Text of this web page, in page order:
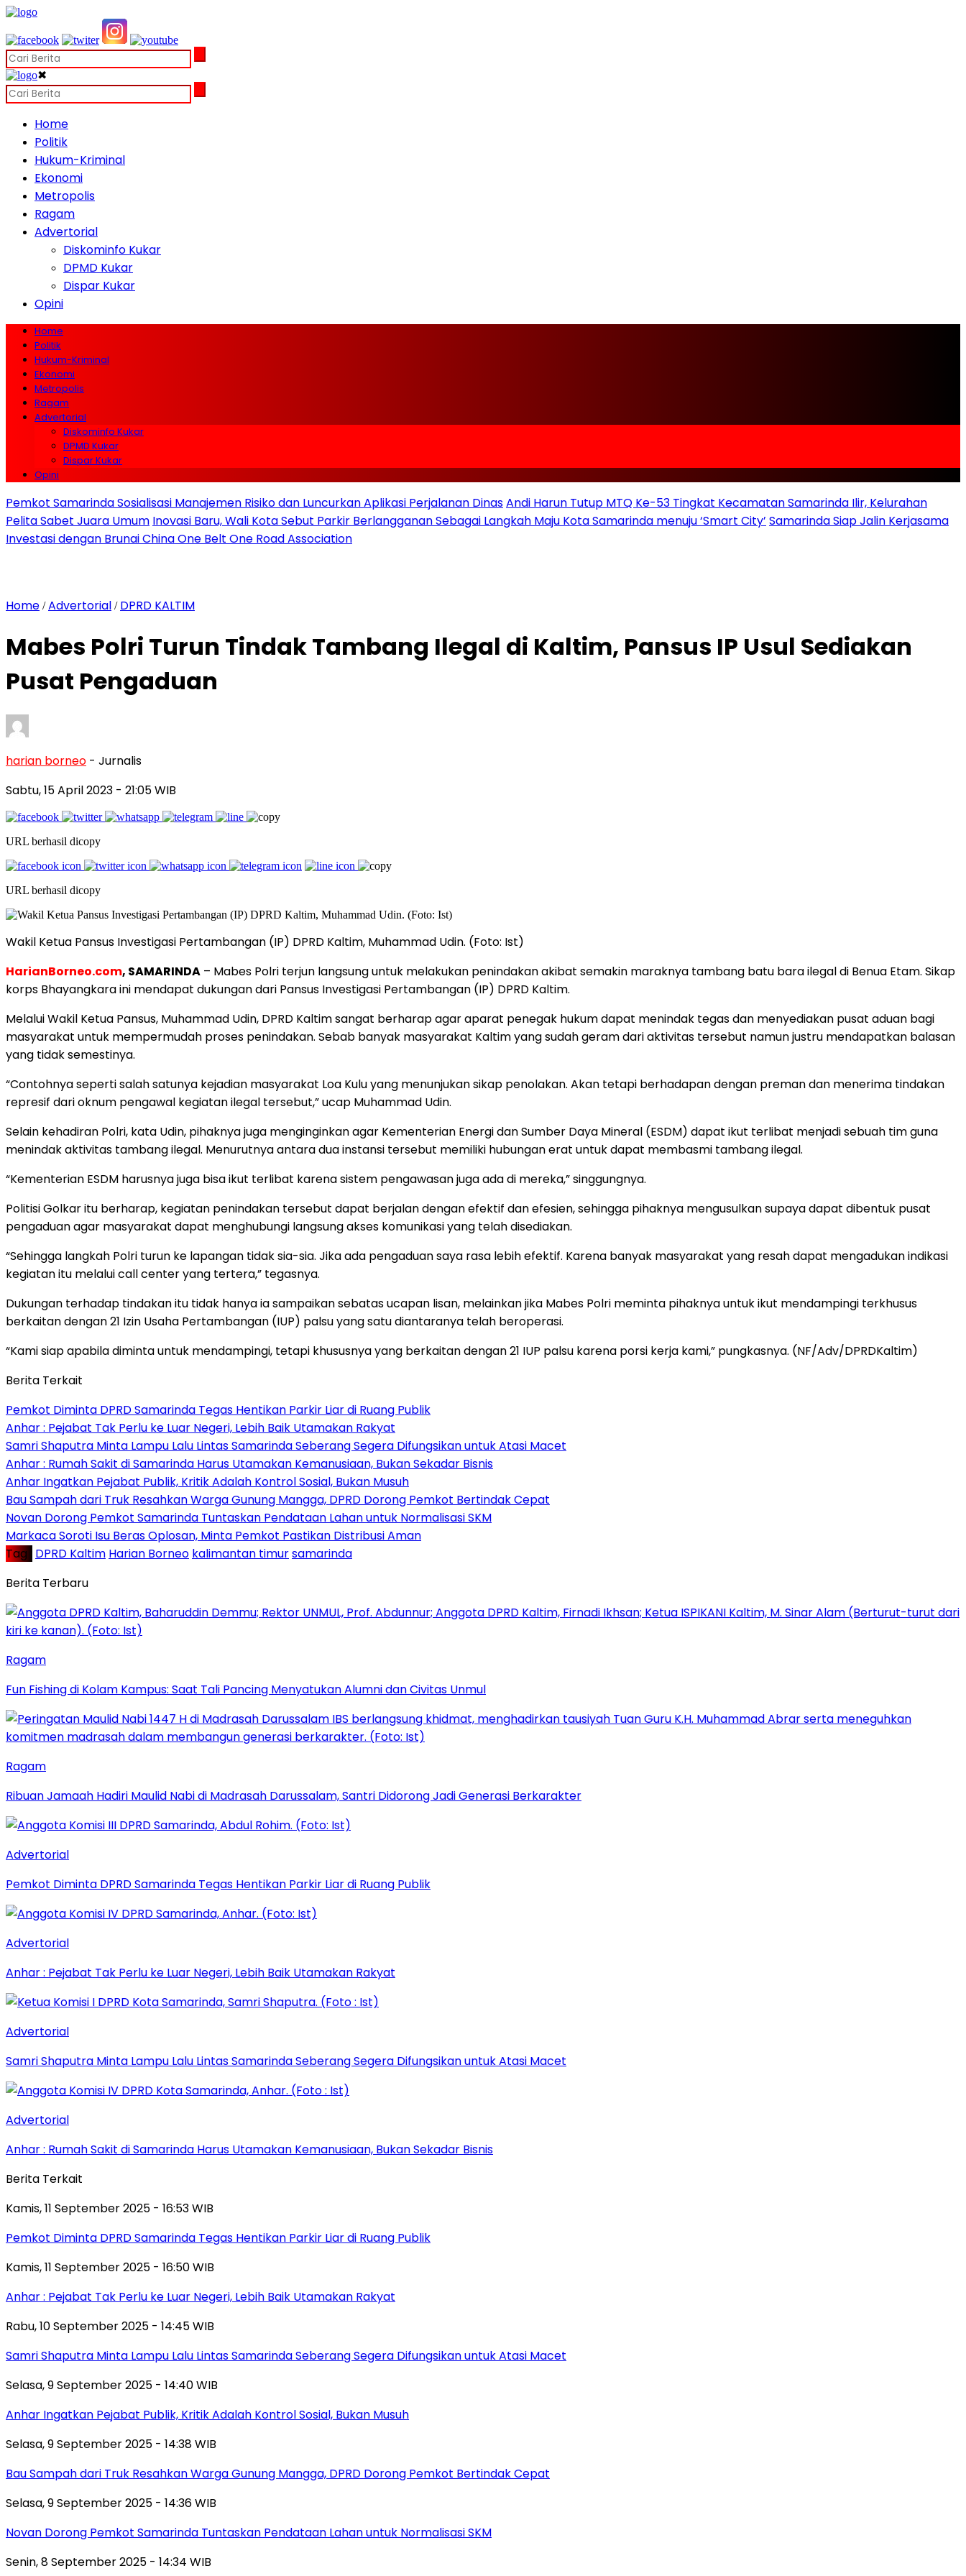
✖
Home
Politik
Hukum-Kriminal
Ekonomi
Metropolis
Ragam
Advertorial
Diskominfo Kukar
DPMD Kukar
Dispar Kukar
Opini
Home
Politik
Hukum-Kriminal
Ekonomi
Metropolis
Ragam
Advertorial
Diskominfo Kukar
DPMD Kukar
Dispar Kukar
Opini
Pemkot Samarinda Sosialisasi Manajemen Risiko dan Luncurkan Aplikasi Perjalanan DinasAndi Harun Tutup MTQ Ke-53 Tingkat Kecamatan Samarinda Ilir, Kelurahan
Pelita Sabet Juara Umum Inovasi Baru, Wali Kota Sebut Parkir Berlangganan Sebagai Langkah Maju Kota Samarinda menuju ‘Smart City’ Samarinda Siap Jalin Kerjasama
Investasi dengan Brunai China One Belt One Road Association
Home /Advertorial / DPRD KALTIM
Mabes Polri Turun Tindak Tambang Ilegal di Kaltim, Pansus IP Usul Sediakan
Pusat Pengaduan
harian borneo - Jurnalis
Sabtu, 15 April 2023 - 21:05 WIB
URL berhasil dicopy
URL berhasil dicopy
Wakil Ketua Pansus Investigasi Pertambangan (IP) DPRD Kaltim, Muhammad Udin. (Foto: Ist)
HarianBorneo.com, SAMARINDA – Mabes Polri terjun langsung untuk melakukan penindakan akibat semakin maraknya tambang batu bara ilegal di Benua Etam. Sikap
korps Bhayangkara ini mendapat dukungan dari Pansus Investigasi Pertambangan (IP) DPRD Kaltim.
Melalui Wakil Ketua Pansus, Muhammad Udin, DPRD Kaltim sangat berharap agar aparat penegak hukum dapat menindak tegas dan menyediakan pusat aduan bagi
masyarakat untuk mempermudah proses penindakan. Sebab banyak masyarakat Kaltim yang sudah geram dari aktivitas tersebut namun justru mendapatkan balasan
yang tidak semestinya.
“Contohnya seperti salah satunya kejadian masyarakat Loa Kulu yang menunjukan sikap penolakan. Akan tetapi berhadapan dengan preman dan menerima tindakan
represif dari oknum pengawal kegiatan ilegal tersebut,” ucap Muhammad Udin.
Selain kehadiran Polri, kata Udin, pihaknya juga menginginkan agar Kementerian Energi dan Sumber Daya Mineral (ESDM) dapat ikut terlibat menjadi sebuah tim guna
menindak aktivitas tambang ilegal. Menurutnya antara dua instansi tersebut memiliki hubungan erat untuk dapat membasmi tambang ilegal.
“Kementerian ESDM harusnya juga bisa ikut terlibat karena sistem pengawasan juga ada di mereka,” singgungnya.
Politisi Golkar itu berharap, kegiatan penindakan tersebut dapat berjalan dengan efektif dan efesien, sehingga pihaknya mengusulkan supaya dapat dibentuk pusat
pengaduan agar masyarakat dapat menghubungi langsung akses komunikasi yang telah disediakan.
“Sehingga langkah Polri turun ke lapangan tidak sia-sia. Jika ada pengaduan saya rasa lebih efektif. Karena banyak masyarakat yang resah dapat mengadukan indikasi
kegiatan itu melalui call center yang tertera,” tegasnya.
Dukungan terhadap tindakan itu tidak hanya ia sampaikan sebatas ucapan lisan, melainkan jika Mabes Polri meminta pihaknya untuk ikut mendampingi terkhusus
berkaitan dengan 21 Izin Usaha Pertambangan (IUP) palsu yang satu diantaranya telah beroperasi.
“Kami siap apabila diminta untuk mendampingi, tetapi khususnya yang berkaitan dengan 21 IUP palsu karena porsi kerja kami,” pungkasnya. (NF/Adv/DPRDKaltim)
Berita Terkait
Pemkot Diminta DPRD Samarinda Tegas Hentikan Parkir Liar di Ruang Publik
Anhar : Pejabat Tak Perlu ke Luar Negeri, Lebih Baik Utamakan Rakyat
Samri Shaputra Minta Lampu Lalu Lintas Samarinda Seberang Segera Difungsikan untuk Atasi Macet
Anhar : Rumah Sakit di Samarinda Harus Utamakan Kemanusiaan, Bukan Sekadar Bisnis
Anhar Ingatkan Pejabat Publik, Kritik Adalah Kontrol Sosial, Bukan Musuh
Bau Sampah dari Truk Resahkan Warga Gunung Mangga, DPRD Dorong Pemkot Bertindak Cepat
Novan Dorong Pemkot Samarinda Tuntaskan Pendataan Lahan untuk Normalisasi SKM
Markaca Soroti Isu Beras Oplosan, Minta Pemkot Pastikan Distribusi Aman
Tag : DPRD Kaltim Harian Borneo kalimantan timursamarinda
Berita Terbaru
Ragam
Fun Fishing di Kolam Kampus: Saat Tali Pancing Menyatukan Alumni dan Civitas Unmul
Ragam
Ribuan Jamaah Hadiri Maulid Nabi di Madrasah Darussalam, Santri Didorong Jadi Generasi Berkarakter
Advertorial
Pemkot Diminta DPRD Samarinda Tegas Hentikan Parkir Liar di Ruang Publik
Advertorial
Anhar : Pejabat Tak Perlu ke Luar Negeri, Lebih Baik Utamakan Rakyat
Advertorial
Samri Shaputra Minta Lampu Lalu Lintas Samarinda Seberang Segera Difungsikan untuk Atasi Macet
Advertorial
Anhar : Rumah Sakit di Samarinda Harus Utamakan Kemanusiaan, Bukan Sekadar Bisnis
Berita Terkait
Kamis, 11 September 2025 - 16:53 WIB
Pemkot Diminta DPRD Samarinda Tegas Hentikan Parkir Liar di Ruang Publik
Kamis, 11 September 2025 - 16:50 WIB
Anhar : Pejabat Tak Perlu ke Luar Negeri, Lebih Baik Utamakan Rakyat
Rabu, 10 September 2025 - 14:45 WIB
Samri Shaputra Minta Lampu Lalu Lintas Samarinda Seberang Segera Difungsikan untuk Atasi Macet
Selasa, 9 September 2025 - 14:40 WIB
Anhar Ingatkan Pejabat Publik, Kritik Adalah Kontrol Sosial, Bukan Musuh
Selasa, 9 September 2025 - 14:38 WIB
Bau Sampah dari Truk Resahkan Warga Gunung Mangga, DPRD Dorong Pemkot Bertindak Cepat
Selasa, 9 September 2025 - 14:36 WIB
Novan Dorong Pemkot Samarinda Tuntaskan Pendataan Lahan untuk Normalisasi SKM
Senin, 8 September 2025 - 14:34 WIB